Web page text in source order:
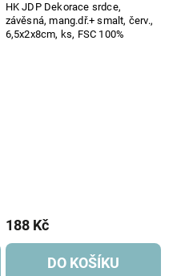
HK JDP Dekorace srdce,
závěsná, mang.dř.+ smalt, červ.,
6,5x2x8cm, ks, FSC 100%
188 Kč
DO KOŠÍKU